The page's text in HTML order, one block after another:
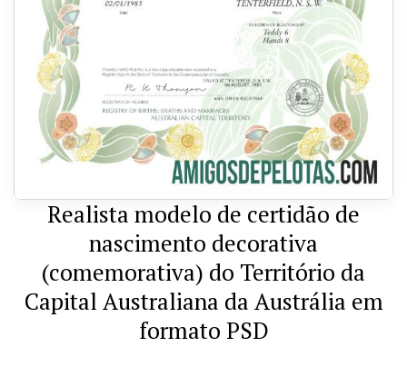
Realista modelo de certidão de
nascimento decorativa
(comemorativa) do Território da
Capital Australiana da Austrália em
formato PSD